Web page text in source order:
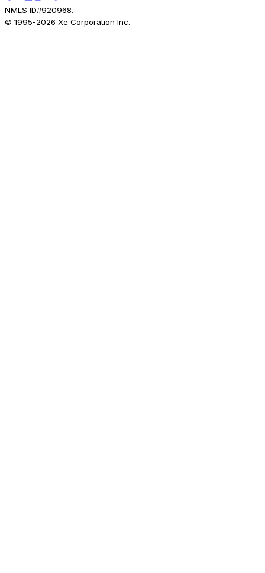
NMLS ID#920968.
© 1995-2026 Xe Corporation Inc.